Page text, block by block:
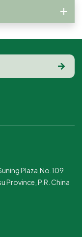
Plaza,No.109
Province, P.R. China